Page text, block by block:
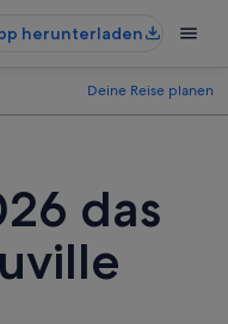
herunterladen
Deine Reise planen
das